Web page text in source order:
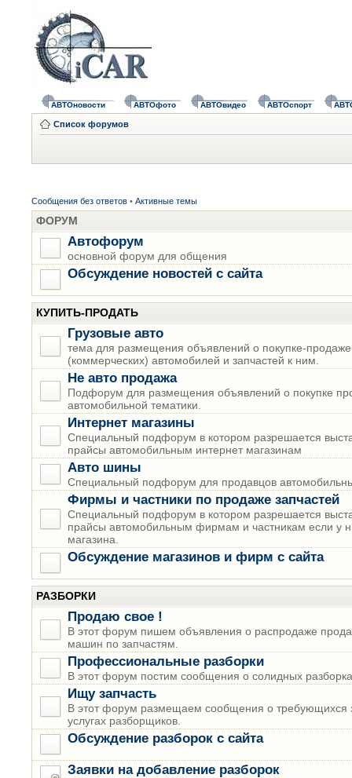
АВТОновости АВТОфото АВТОвидео АВТОспорт
Список форумов
Сообщения без ответов • Активные темы
ФОРУМ
Автофорум
основной форум для общения
Обсуждение новостей с сайта
КУПИТЬ-ПРОДАТЬ
Грузовые авто
тема для размещения объявлений о покупке-продаже
(коммерческих) автомобилей и запчастей к ним.
Не авто продажа
Подфорум для размещения объявлений о покупке
автомобильной тематики.
Интернет магазины
Специальный подфорум в котором разрешается
прайсы автомобильным интернет магазинам
Авто шины
Специальный подфорум для продавцов
Фирмы и частники по продаже запчастей
Специальный подфорум в котором разрешается
прайсы автомобильным фирмам и частникам если у
магазина.
Обсуждение магазинов и фирм с сайта
РАЗБОРКИ
Продаю свое !
В этот форум пишем объявления о распродаже
машин по запчастям.
Профессиональные разборки
В этот форум постим сообщения о солидных
Ищу запчасть
В этот форум размещаем сообщения о требующихся
услугах разборщиков.
Обсуждение разборок с сайта
Заявки на добавление разборок